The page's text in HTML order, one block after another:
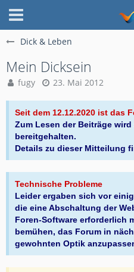
Dick & Leben
Mein Dicksein
fugy 23. Mai 2012
Seit dem 12.12.2020 ist das
Zum Lesen der Beiträge
bereitgehalten.
Details zu dieser Mitteilung
Technische Probleme
Leider ergaben sich vor
die eine Abschaltung der
Foren-Software erforderlich
bemühen, das Forum in
gewohnten Optik